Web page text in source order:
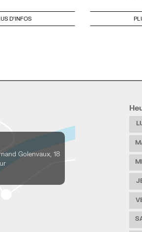
D'INFOS
Golenvaux, 18